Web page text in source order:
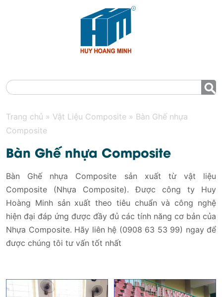
Trang chủ » Vật Liệu Composite » Bàn Ghế nhựa
Composite
Bàn Ghế nhựa Composite
Bàn Ghế nhựa Composite sản xuất từ vật liệu
Composite (Nhựa Composite). Được công ty Huy
Hoàng Minh sản xuất theo tiêu chuẩn và công nghệ
hiện đại đáp ứng được đầy đủ các tính năng cơ bản của
Nhựa Composite. Hãy liên hệ (0908 63 53 99) ngay để
được chúng tôi tư vấn tốt nhất